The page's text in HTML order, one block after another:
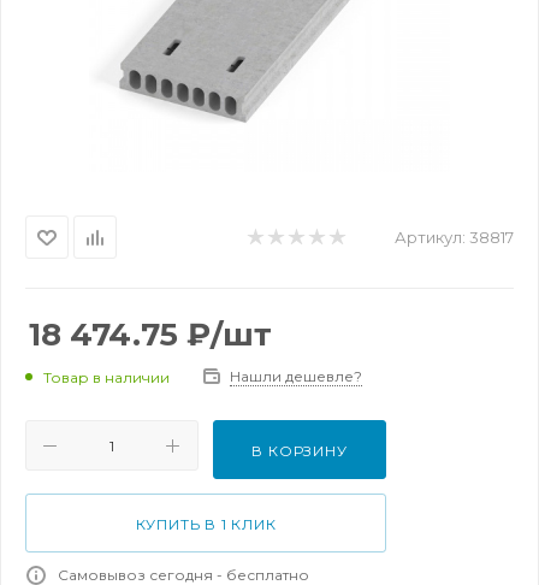
Артикул: 38817
18 474.75 ₽/шт
Товар в наличии Нашли дешевле?
В КОРЗИНУ
КУПИТЬ В 1 КЛИК
Самовывоз сегодня - бесплатно